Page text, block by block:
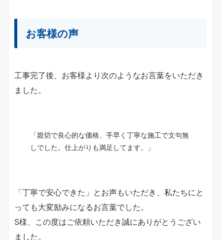
お客様の声
工事完了後、お客様より次のようなお言葉をいただき
ました。
「親切で良心的な価格、手早く丁寧な施工で文句無
しでした。仕上がりも満足してます。」
「丁寧で安心できた」とお声もいただき、私たちにと
っても大変励みになるお言葉でした。
S様、この度はご依頼いただき誠にありがとうござい
ました。